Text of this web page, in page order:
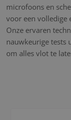
microfoons en
voor een volledige
Onze ervaren
nauwkeurige tests
om alles vlot te